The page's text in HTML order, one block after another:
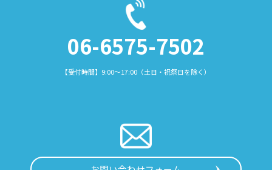
06-6575-7502
【受付時間】9:00～17:00（土日・祝祭日を除く）